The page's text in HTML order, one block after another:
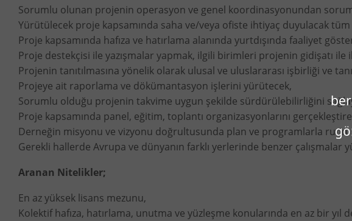
Sorumlu olunan projenin operasyon ve genel koordinasyonundan
Yürütülecek proje kapsamında saha ve/veya ofiste ihtiyaç duyulacak
Proje kapsamında hafıza ve hatırlama alanında yurtdışında faaliyet
Proje destekçisi ile yazışmalar yapmak, ilgili birimleri projenin gidişatı ile
Projenin tanıtılmasına yönelik olarak ulusal ve uluslararası işbirliği ve
Projeye ait raporlama ve dökümantasyon işlerini yürütecek,
Sorumlu olduğu projenin takvime uygun şekilde sürdürülebilirliğini
Proje kapsamında panel, eğitim, toplantı organizasyonlarını
Derneğin misyonu ve vizyonu doğrultusunda plan ve programlarla rutin
Gerekli hallerde Avrupa ve dünyanın farklı yerlerinde benzer çalışmalar
Aranan Nitelikler;
En az yüksek lisans mezunu,
Kolektif hafıza, hatırlama, unutma ve yüzleşme konularında en az bir yıl